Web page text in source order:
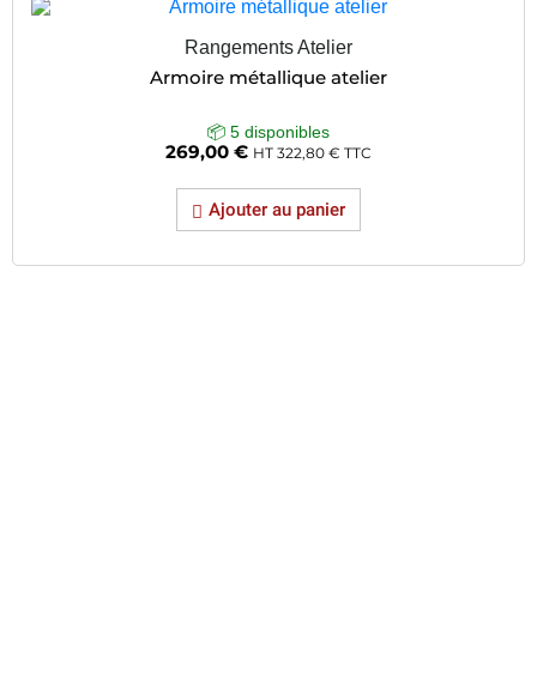
Rangements Atelier
Armoire métallique atelier
📦 5 disponibles
269,00 € HT 322,80 € TTC
Ajouter au panier